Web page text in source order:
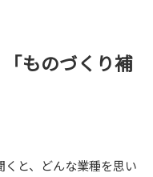
ものづくり補
と、どんな業種を思い